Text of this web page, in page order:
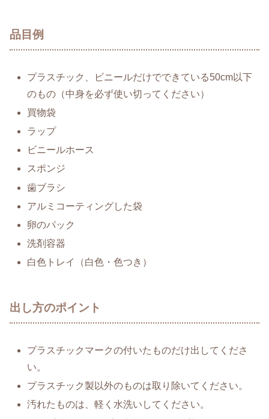
品目例
プラスチック、ビニールだけでできている50cm以下
のもの（中身を必ず使い切ってください）
買物袋
ラップ
ビニールホース
スポンジ
歯ブラシ
アルミコーティングした袋
卵のパック
洗剤容器
白色トレイ（白色・色つき）
出し方のポイント
プラスチックマークの付いたものだけ出してくださ
い。
プラスチック製以外のものは取り除いてください。
汚れたものは、軽く水洗いしてください。